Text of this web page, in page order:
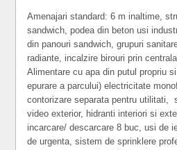
Amenajari standard: 6 m inaltime,
sandwich, podea din beton usi
din panouri sandwich, grupuri
radiante, incalzire birouri prin
Alimentare cu apa din putul propriu
epurare a parcului) electricitate
contorizare separata pentru utilitati,
video exterior, hidranti interiori si
incarcare/ descarcare 8 buc, usi de
de urgenta, sistem de sprinklere